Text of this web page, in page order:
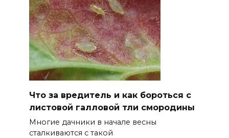
Что за вредитель и как бороться с
листовой галловой тли смородины
Многие дачники в начале весны
сталкиваются с такой